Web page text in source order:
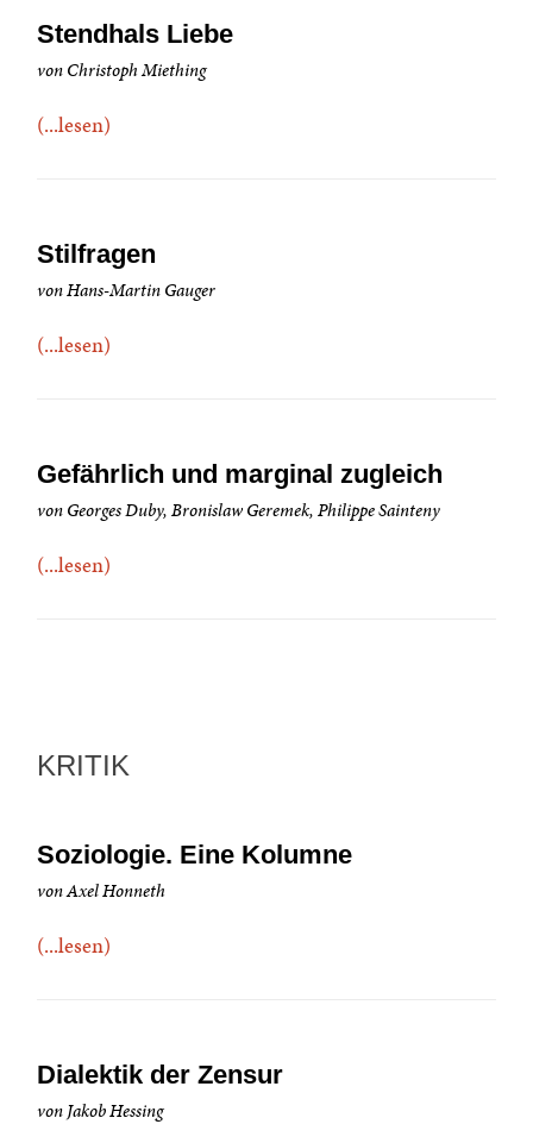
Stendhals Liebe
von Christoph Miething
(...lesen)
Stilfragen
von Hans-Martin Gauger
(...lesen)
Gefährlich und marginal zugleich
von Georges Duby, Bronislaw Geremek, Philippe Sainteny
(...lesen)
KRITIK
Soziologie. Eine Kolumne
von Axel Honneth
(...lesen)
Dialektik der Zensur
von Jakob Hessing